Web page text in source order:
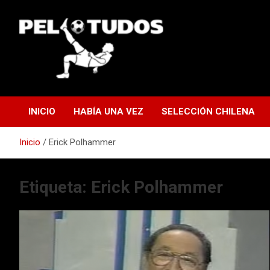
contenido
INICIO HABÍA UNA VEZ SELECCIÓN CHILENA
Inicio Erick Polhammer
Etiqueta: Erick Polhammer